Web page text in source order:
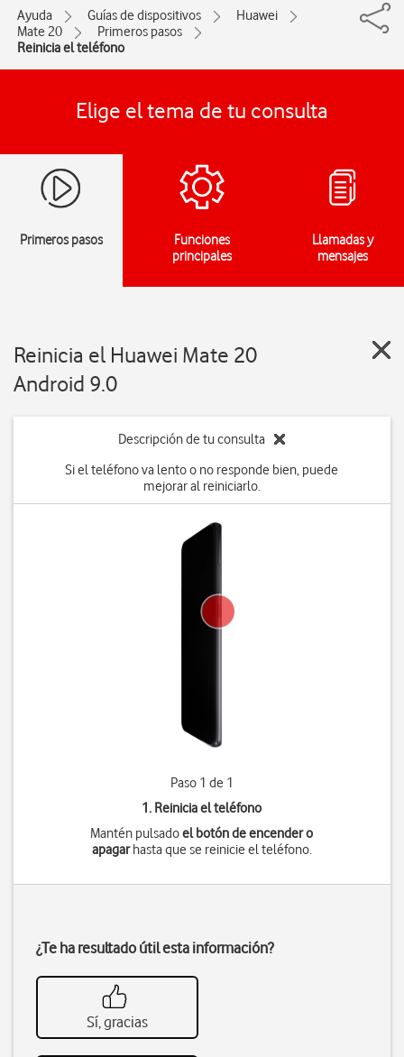
Ayuda Guías de dispositivos
Huawei
Mate 20
Primeros pasos
Reinicia el teléfono
Elige el tema de tu consulta
Primeros pasos
Funciones
principales
Llamadas y
mensajes
Reinicia el Huawei Mate 20
Android 9.0
Descripción de tu consulta
Si el teléfono va lento o no responde bien, puede
mejorar al reiniciarlo.
Paso 1 de 1
1. Reinicia el teléfono
Mantén pulsadoel botón de encender o
apagarhasta que se reinicie el teléfono.
¿Te ha resultado útil esta información?
Sí, gracias